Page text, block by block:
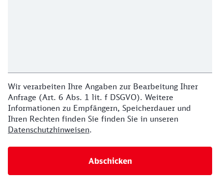
Wir verarbeiten Ihre Angaben zur Bearbeitung Ihrer
Anfrage (Art. 6 Abs. 1 lit. f DSGVO). Weitere
Informationen zu Empfängern, Speicherdauer und
Ihren Rechten finden Sie finden Sie in unseren
Datenschutzhinweisen.